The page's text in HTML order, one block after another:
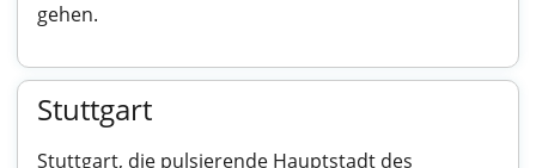
gehen.
Stuttgart
Stuttgart, die pulsierende Hauptstadt des